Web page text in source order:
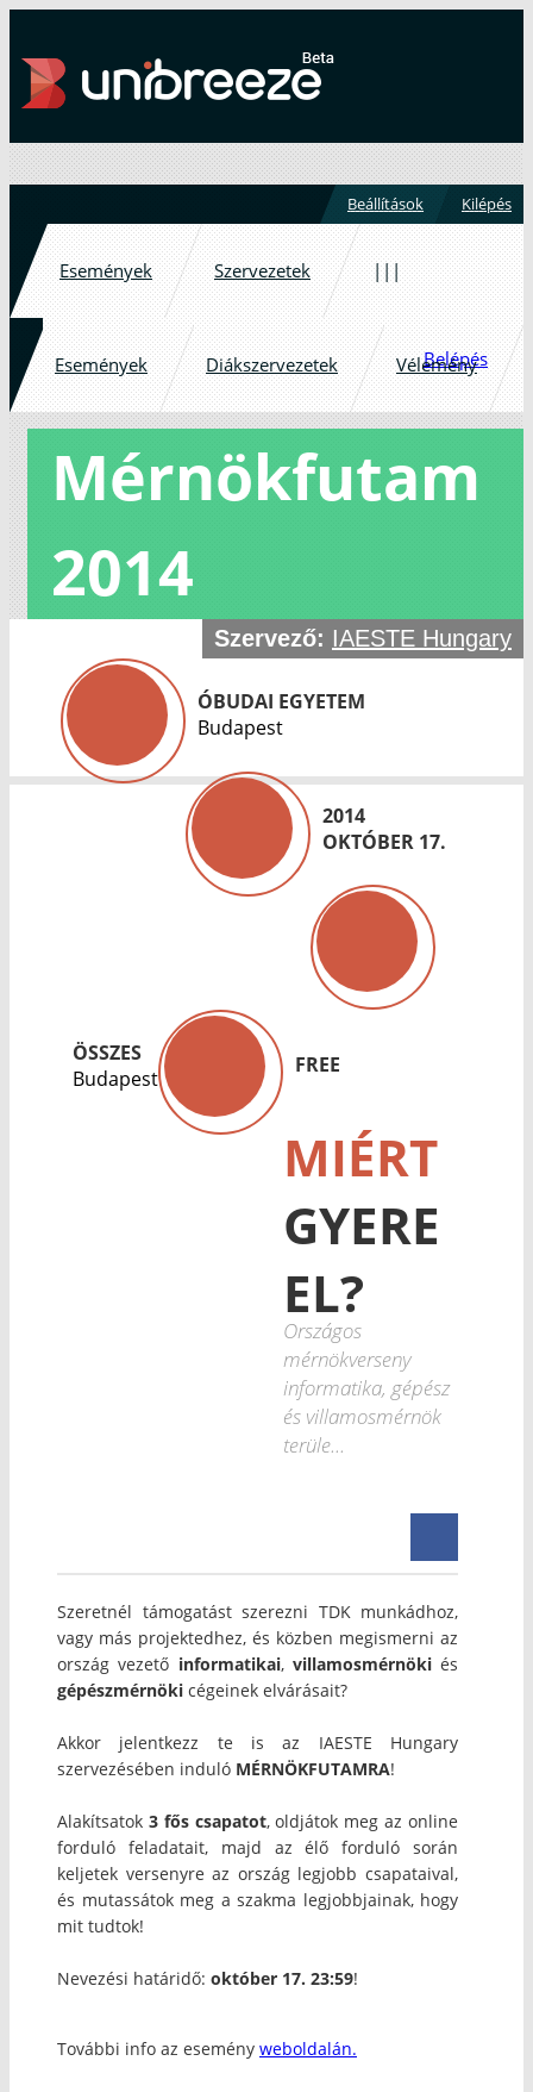
Beállítások Kilépés
Események Szervezetek |||
Események Diákszervezetek Vélemény
Belépés
Mérnökfutam
2014
Szervező: IAESTE Hungary
ÓBUDAI EGYETEM
Budapest
2014
OKTÓBER 17.
ÖSSZES
Budapest
FREE
MIÉRT
GYERE
EL?
Országos
mérnökverseny
informatika, gépész
és villamosmérnök
terüle...
Szeretnél támogatást szerezni TDK munkádhoz,
vagy más projektedhez, és közben megismerni az
ország vezető informatikai, villamosmérnökiés
gépészmérnöki cégeinek elvárásait?
Akkor jelentkezz te is az IAESTE Hungary
szervezésében induló MÉRNÖKFUTAMRA!
Alakítsatok 3 fős csapatot, oldjátok meg az online
forduló feladatait, majd az élő forduló során
keljetek versenyre az ország legjobb csapataival,
és mutassátok meg a szakma legjobbjainak, hogy
mit tudtok!
Nevezési határidő: október 17. 23:59!
További info az esemény weboldalán.